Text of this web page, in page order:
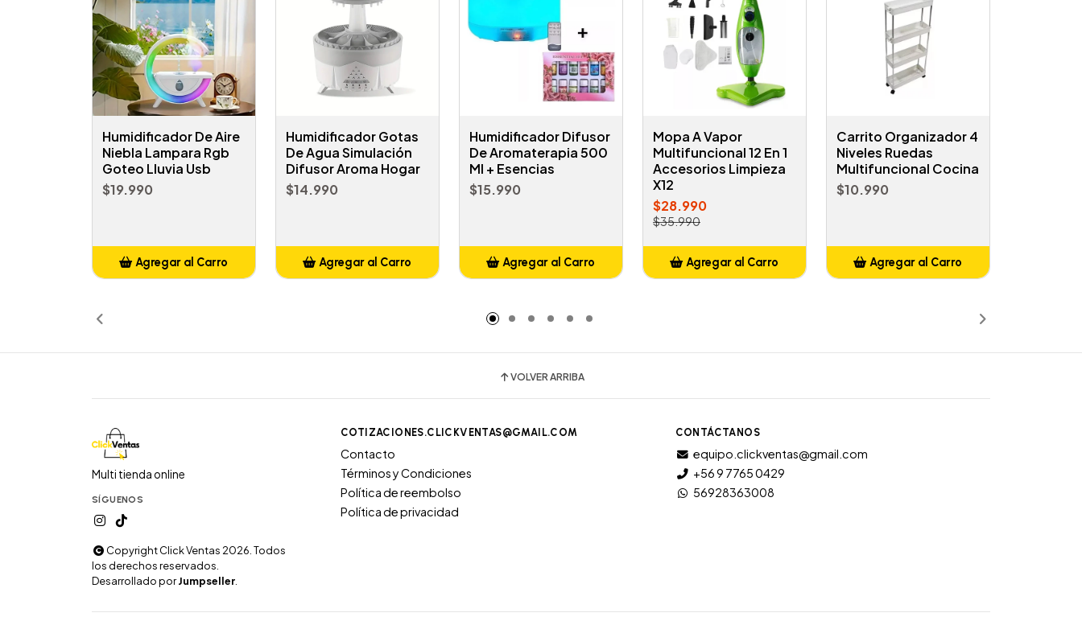
Humidificador De Aire
Niebla Lampara Rgb
Goteo Lluvia Usb
$19.990
Agregar al Carro
Humidificador Gotas
De Agua Simulación
Difusor Aroma Hogar
$14.990
Agregar al Carro
Humidificador Difusor
De Aromaterapia 500
Ml + Esencias
$15.990
Agregar al Carro
Mopa A Vapor
Multifuncional 12 En 1
Accesorios Limpieza
X12
$28.990
$35.990
Agregar al Carro
Carrito Organizador 4
Niveles Ruedas
Multifuncional Cocina
$10.990
Agregar al Carro
VOLVER ARRIBA
Multi tienda online
SÍGUENOS
Copyright Click Ventas 2026. Todos
los derechos reservados.
Desarrollado porJumpseller.
COTIZACIONES.CLICKVENTAS@GMAIL.COM
Contacto
Términos y Condiciones
Política de reembolso
Política de privacidad
CONTÁCTANOS
equipo.clickventas@gmail.com
+56 9 7765 0429
56928363008